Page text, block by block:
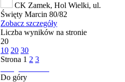
CK Zamek, Hol Wielki, ul.
Święty Marcin 80/82
Zobacz szczegóły
Liczba wyników na stronie
20
10 20 30
Strona 1 2 3
Do góry